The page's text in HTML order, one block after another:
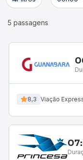
5 passagens
8,3 Viação